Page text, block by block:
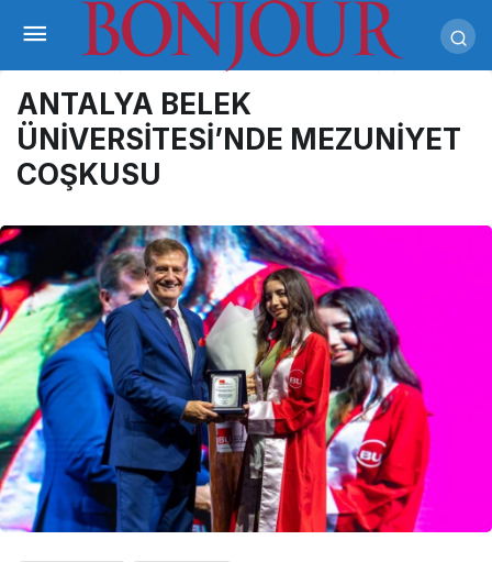
ANTALYA BELEK
ÜNİVERSİTESİ’NDE MEZUNİYET
COŞKUSU